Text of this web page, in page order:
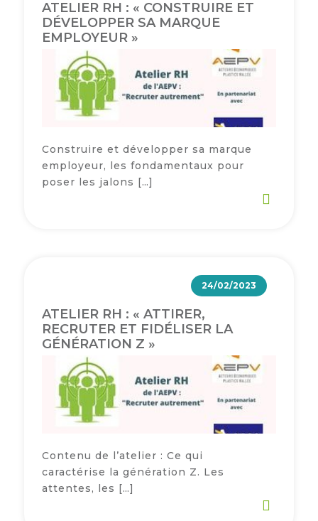
ATELIER RH : « CONSTRUIRE ET
DÉVELOPPER SA MARQUE
EMPLOYEUR »
Construire et développer sa marque
employeur, les fondamentaux pour
poser les jalons […]
24/02/2023
ATELIER RH : « ATTIRER,
RECRUTER ET FIDÉLISER LA
GÉNÉRATION Z »
Contenu de l’atelier : Ce qui
caractérise la génération Z. Les
attentes, les […]